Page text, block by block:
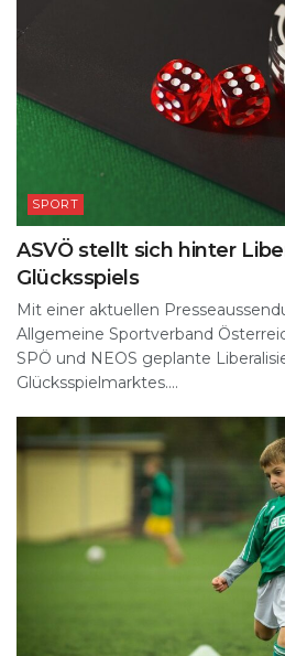
SPORT
ASVÖ stellt sich hinter
Glücksspiels
Mit einer aktuellen
Allgemeine Sportverband
SPÖ und NEOS geplante
Glücksspielmarktes....